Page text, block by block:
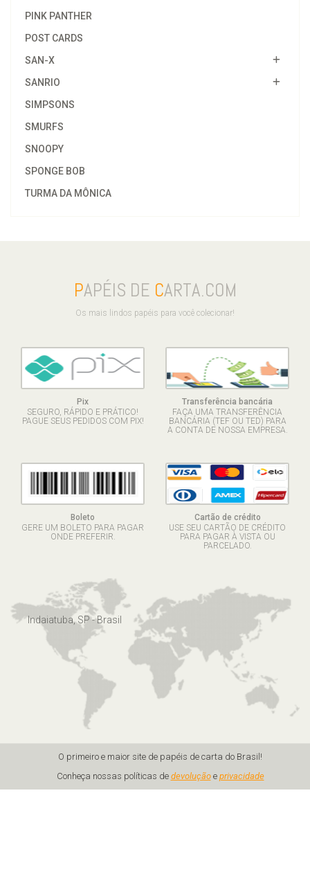
PINK PANTHER
POST CARDS
SAN-X
SANRIO
SIMPSONS
SMURFS
SNOOPY
SPONGE BOB
TURMA DA MÔNICA
PAPÉIS DE CARTA.COM
Os mais lindos papéis para você colecionar!
Pix
SEGURO, RÁPIDO E PRÁTICO!
PAGUE SEUS PEDIDOS COM PIX!
Transferência bancária
FAÇA UMA TRANSFERÊNCIA
BANCÁRIA (TEF OU TED) PARA
A CONTA DE NOSSA EMPRESA.
Boleto
GERE UM BOLETO PARA PAGAR
ONDE PREFERIR.
Cartão de crédito
USE SEU CARTÃO DE CRÉDITO
PARA PAGAR À VISTA OU
PARCELADO.
Indaiatuba, SP - Brasil
O primeiro e maior site de papéis de carta do Brasil!
Conheça nossas políticas de devoluçãoe privacidade